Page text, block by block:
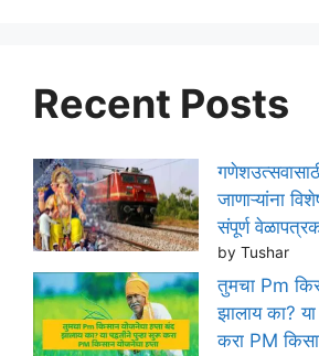
Recent Posts
जाणाऱ्यांना
संपूर्ण
by Tushar
तुमचा Pm
झालाय का?
करा PM